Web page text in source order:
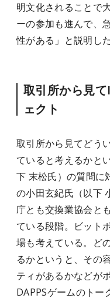
明文化されることで
ーの参加も進んで、
性がある」と説明した
取引所から見
ェクト
取引所から見てどう
ていると考えるかと
下 末松氏）の質問に
の小田玄紀氏（以下
庁とも交換業協会と
ている段階。ビット
場も考えている。ど
るかというと、その
ティがあるかなどが
DAPPSゲームのトー